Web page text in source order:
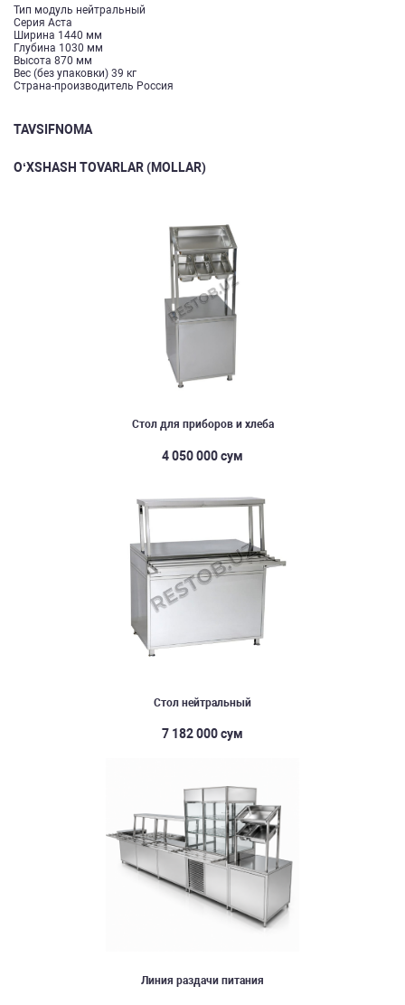
Тип модуль нейтральный
Серия Аста
Ширина 1440 мм
Глубина 1030 мм
Высота 870 мм
Вес (без упаковки) 39 кг
Страна-производитель Россия
TAVSIFNOMA
O‘XSHASH TOVARLAR (MOLLAR)
Стол для приборов и хлеба
4 050 000 сум
Стол нейтральный
7 182 000 сум
Линия раздачи питания